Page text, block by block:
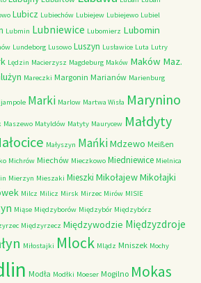
Lubicz Lubiechów Lubiejew Lubiejewo Lubiel
Lubmin Lubniewice Lubomierz Lubomin
Lundeborg Lusowo Luszyn Lusławice Luta Lutry
Lędzin Macierzysz Magdeburg Maków Maków Maz.
Mareczki Margonin Marianów Marienburg
Marki Marlow Martwa Wisła Marynino
Maszewo Matyldów Matyty Maurycew Małdyty
Małyszyn MańkiMdzewo Meißen
Michrów Miechów Mieczkowo Miedniewice Mielnica
Mierzyn Mieszaki Mieszki MikołajewMikołajki
Milcz Milicz Mirsk Mirzec Mirów MISIE
Miąse Międzyborów Międzybór Międzybórz
Międzyrzecz Międzywodzie Międzyzdroje
Miłostajki Mlock Mlądz Mniszek Mochy
Modła Modłki Moeser Mogilno Mokas